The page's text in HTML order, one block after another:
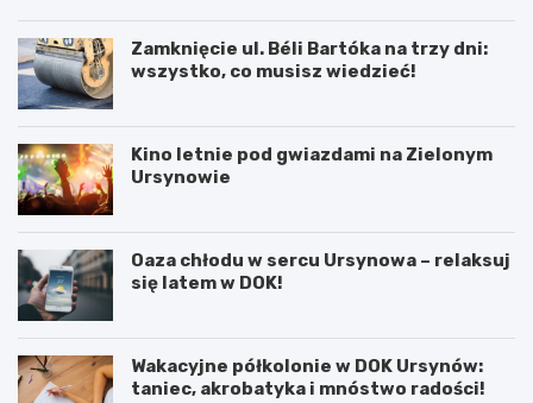
Zamknięcie ul. Béli Bartóka na trzy dni:
wszystko, co musisz wiedzieć!
Kino letnie pod gwiazdami na Zielonym
Ursynowie
Oaza chłodu w sercu Ursynowa – relaksuj
się latem w DOK!
Wakacyjne półkolonie w DOK Ursynów:
taniec, akrobatyka i mnóstwo radości!